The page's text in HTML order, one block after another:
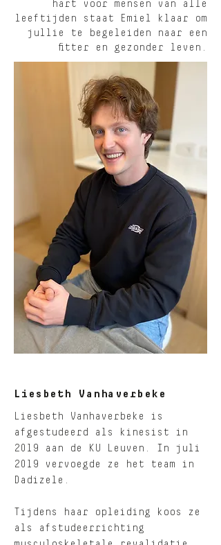
hart voor mensen van alle
leeftijden staat Emiel klaar om
jullie te begeleiden naar een
fitter en gezonder leven.
Liesbeth Vanhaverbeke
Liesbeth Vanhaverbeke is
afgestudeerd als kinesist in
2019 aan de KU Leuven. In juli
2019 vervoegde ze het team in
Dadizele.
Tijdens haar opleiding koos ze
als afstudeerrichting